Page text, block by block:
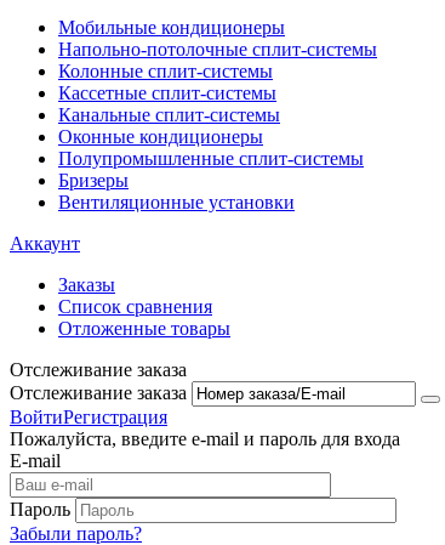
Мобильные кондиционеры
Напольно-потолоч​ные ​сплит-системы
Колонные ​​сплит-системы
Кассетные сплит-системы
Канальные сплит-системы
Оконные кондиционеры
Полупромышленные сплит-системы
Бризеры
Вентиляционные установки
Аккаунт
Заказы
Список сравнения
Отложенные товары
Отслеживание заказа
Отслеживание заказа
ВойтиРегистрация
Пожалуйста, введите e-mail и пароль для входа
E-mail
Пароль
Забыли пароль?